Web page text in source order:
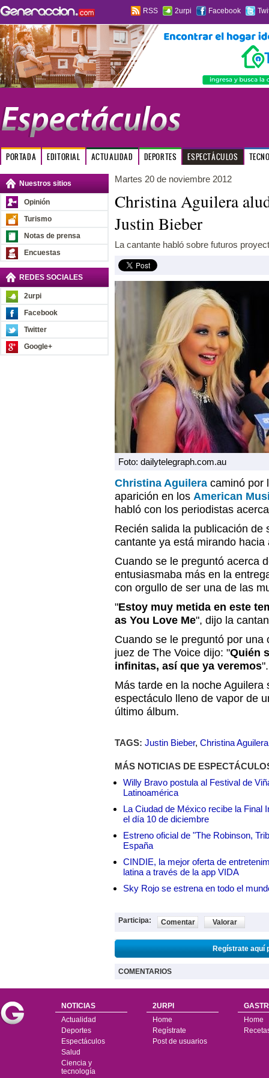
RSS 2urpi Facebook
PORTADA EDITORIAL ACTUALIDAD DEPORTES ESPECTÁCULOS
Nuestros sitios
Opinión
Turismo
Notas de prensa
Encuestas
REDES SOCIALES
2urpi
Facebook
Twitter
Google+
Martes 20 de noviembre 2012
Christina Aguilera
Justin Bieber
La cantante habló sobre futuros
Foto: dailytelegraph.com.au
Christina Aguilera caminó por
aparición en los American
habló con los periodistas
Recién salida la publicación de
cantante ya está mirando
Cuando se le preguntó acerca
entusiasmaba más en la
con orgullo de ser una de las
"Estoy muy metida en este
as You Love Me", dijo la
Cuando se le preguntó por una
juez de The Voice dijo: "Quién
infinitas, así que ya veremos".
Más tarde en la noche
espectáculo lleno de vapor de
último álbum.
TAGS: Justin Bieber, Christina Aguilera
MÁS NOTICIAS DE
Willy Bravo postula al Festival de
Latinoamérica
La Ciudad de México recibe la Final
el día 10 de diciembre
Estreno oficial de "The Robinson,
España
CINDIE, la mejor oferta de
latina a través de la app VIDA
Sky Rojo se estrena en todo el
Participa: Comentar Valorar
Regístrate aquí
COMENTARIOS
NOTICIAS
Actualidad
Deportes
Espectáculos
Salud
Ciencia y
tecnología
2URPI
Home
Regístrate
Post de usuarios
Home